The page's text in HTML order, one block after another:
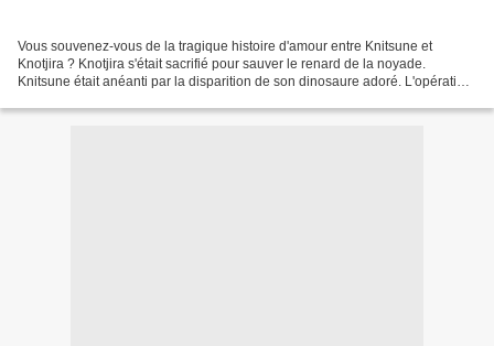
Vous souvenez-vous de la tragique histoire d'amour entre Knitsune et
Knotjira ? Knotjira s'était sacrifié pour sauver le renard de la noyade.
Knitsune était anéanti par la disparition de son dinosaure adoré. L'opération